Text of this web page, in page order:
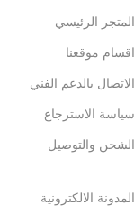
المتجر الرئيسي
اقسام موقعنا
الاتصال بالدعم الفني
سياسة الاسترجاع
الشحن والتوصيل
المدونة الالكترونية